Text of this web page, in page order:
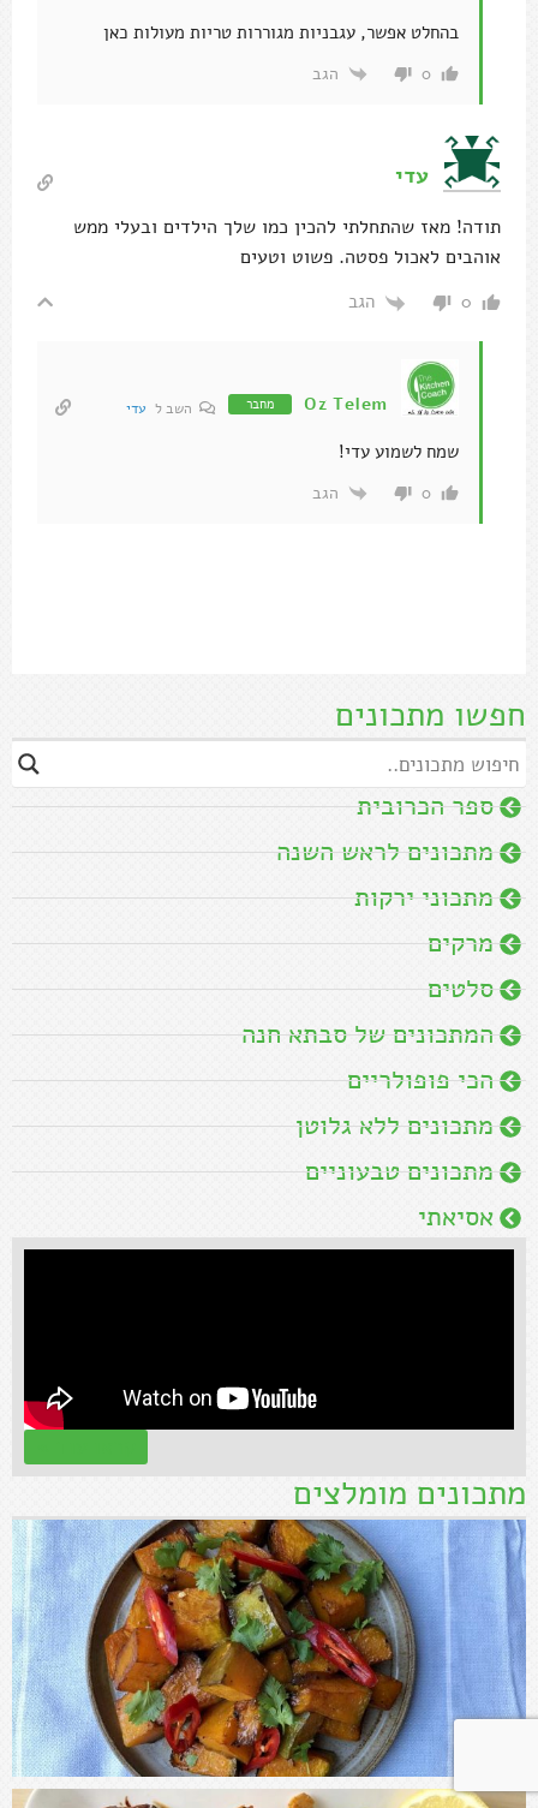
חפשו מתכונים
ספר הכרובית
מתכונים לראש השנה
מתכוני ירקות
מרקים
סלטים
המתכונים של סבתא חנה
הכי פופולריים
מתכונים ללא גלוטן
מתכונים טבעוניים
אסיאתי
מתכונים מומלצים
בהחלט אפשר, עגבניות מגוררות טריות מעולות כאן
0 הגב
עדי
תודה! מאז שהתחלתי להכין כמו שלך הילדים ובעלי ממש
אוהבים לאכול פסטה. פשוט וטעים
0 הגב
Oz Telem מחבר השב ל עדי
שמח לשמוע עדי!
0 הגב